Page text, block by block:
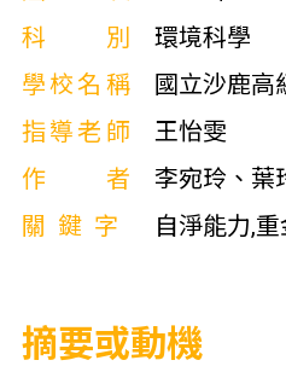
科別
環境科學
學校名稱
國立沙鹿高
指導老師
王怡雯
作者
李宛玲、葉
關鍵字
自淨能力,
摘要或動機